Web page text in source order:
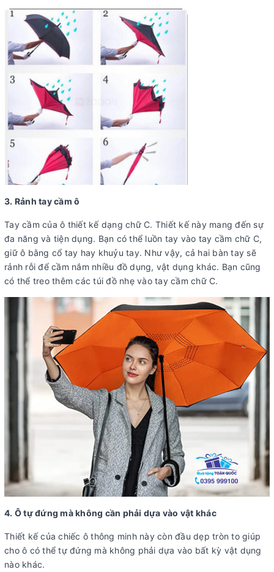
3. Rảnh tay cầm ô
Tay cầm của ô thiết kế dạng chữ C. Thiết kế này mang đến sự
đa năng và tiện dụng. Bạn có thể luồn tay vào tay cầm chữ C,
giữ ô bằng cổ tay hay khuỷu tay. Như vậy, cả hai bàn tay sẽ
rảnh rỗi để cầm nắm nhiều đồ dụng, vật dụng khác. Bạn cũng
có thể treo thêm các túi đồ nhẹ vào tay cầm chữ C.
4. Ô tự đứng mà không cần phải dựa vào vật khác
Thiết kế của chiếc ô thông minh này còn đầu dẹp tròn to giúp
cho ô có thể tự đứng mà không phải dựa vào bất kỳ vật dụng
nào khác.